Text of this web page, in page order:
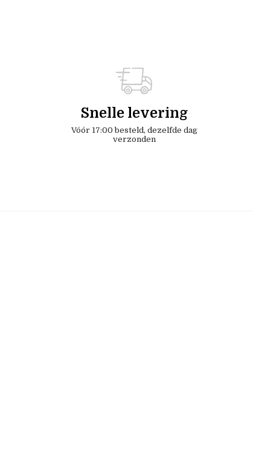
Snelle levering
Vóór 17:00 besteld, dezelfde dag
verzonden